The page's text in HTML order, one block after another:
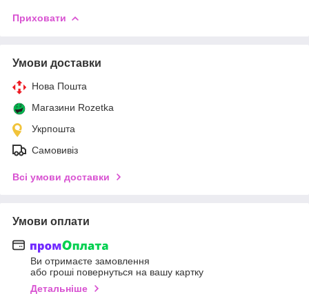
Приховати
Умови доставки
Нова Пошта
Магазини Rozetka
Укрпошта
Самовивіз
Всі умови доставки
Умови оплати
Ви отримаєте замовлення
або гроші повернуться на вашу картку
Детальніше